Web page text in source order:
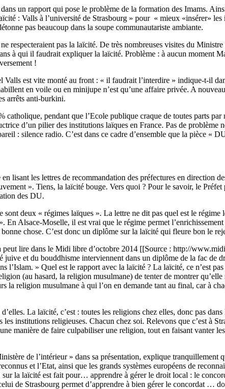
un rapport qui pose le problème de la formation des Imams.
: Valls à l’université de Strasbourg » pour « mieux «insérer» les
pas beaucoup dans la soupe communautariste ambiante.
respecteraient pas la laïcité. De très nombreuses visites du
à qui il faudrait expliquer la laïcité. Problème : à aucun moment
!
est vite monté au front : « il faudrait l’interdire » indique-t-il
en voile ou en minijupe n’est qu’une affaire privée. A
arrêts anti-burkini.
pendant que l’Ecole publique craque de toutes parts
d’un pilier des institutions laïques en France. Pas de problème
: silence radio. C’est dans ce cadre d’ensemble que la pièce «
lisant les lettres de recommandation des préfectures en direction
». Tiens, la laïcité bouge. Vers quoi ? Pour le savoir, le Préfet
des DU.
deux « régimes laïques ». La lettre ne dit pas quel est le régime
Alsace-Moselle, il est vrai que le régime permet
chose. C’est donc un diplôme sur la laïcité qui fleure bon le
lire dans le Midi libre d’octobre 2014 [[Source : http://
juive et du bouddhisme interviennent dans un diplôme de la fac
» Quel est le rapport avec la laïcité ? La laïcité, ce n’est
(au hasard, la religion musulmane) de tenter de montrer qu’elle
religion musulmane à qui l’on en demande tant au final, car à
La laïcité, c’est : toutes les religions chez elles, donc pas
institutions religieuses. Chacun chez soi. Relevons que c’est à
manière de faire culpabiliser une religion, tout en faisant vanter
de l’intérieur » dans sa présentation, explique tranquillement
et l’Etat, ainsi que les grands systèmes européens de
la laïcité est fait pour… apprendre à gérer le droit local : le
de Strasbourg permet d’apprendre à bien gérer le concordat …